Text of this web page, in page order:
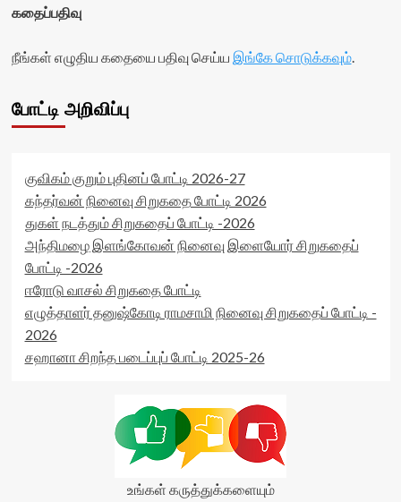
கதைப்பதிவு
நீங்கள் எழுதிய கதையை பதிவு செய்ய இங்கே சொடுக்கவும்.
போட்டி அறிவிப்பு
குவிகம் குறும் புதினப் போட்டி 2026-27
கந்தர்வன் நினைவு சிறுகதை போட்டி 2026
துகள் நடத்தும் சிறுகதைப் போட்டி -2026
அந்திமழை இளங்கோவன் நினைவு இளையோர் சிறுகதைப்
போட்டி -2026
ஈரோடு வாசல் சிறுகதை போட்டி
எழுத்தாளர் தனுஷ்கோடி ராமசாமி நினைவு சிறுகதைப் போட்டி -
2026
சஹானா சிறந்த படைப்புப் போட்டி 2025-26
உங்கள் கருத்துக்களையும்